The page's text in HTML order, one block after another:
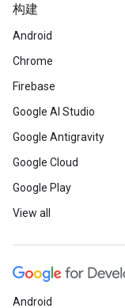
构建
Android
Chrome
Firebase
Google AI Studio
Google Antigravity
Google Cloud
Google Play
View all
Android